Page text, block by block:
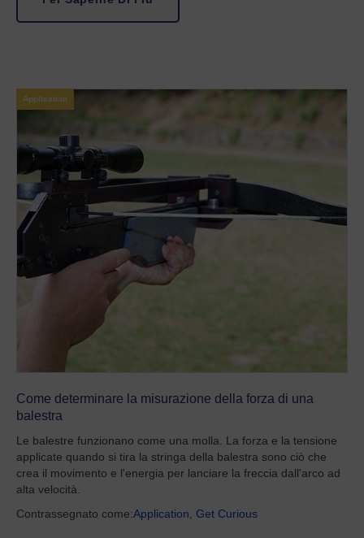
Application
Come determinare la misurazione della forza di una
balestra
Le balestre funzionano come una molla. La forza e la tensione
applicate quando si tira la stringa della balestra sono ciò che
crea il movimento e l'energia per lanciare la freccia dall'arco ad
alta velocità.
Contrassegnato come:Application Get Curious